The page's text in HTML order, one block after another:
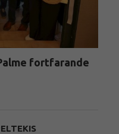
fortfarande